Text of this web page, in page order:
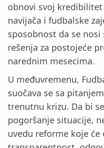
obnovi svoj
navijača i fudbalske
sposobnost da se
rešenja za postojeće
narednim mesecima.
U međuvremenu,
suočava se sa
trenutnu krizu. Da bi
pogoršanje situacije,
uvedu reforme koje će